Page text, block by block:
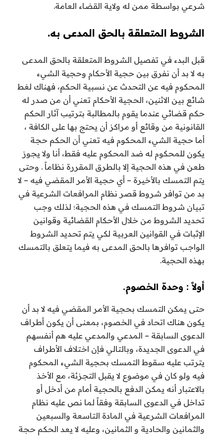
شرعي بواسطة ممن له ولاية القضاء العامة.
الشروط المتعلقة بالحق المدعى به.
قبل البدء في تفصيل الشروط المتعلقة بالحق المدعى
به لا بد أن نفرق بين حجية الأحكام وحجية الشيء
المحكوم فيه عن التحدث عن نسبية الحكم، فهناك لغط
شائع بين الاثنين، الحجية الأحكام تعني أن من صدر له
حكم قضائي عندما يقوم بالمطالبة بترتيب آثار الحكم
القانونية من وقائع أو مراكز أن يحتج بها على الكافة ،
أما حجية الشيء المحكوم فيه تعني أن الحكم حجة
يكون للمحكوم له ضد المحكوم عليه فقط، أنا ولا يجوز
طعن في هذه الحجية إلا بالطرق المقررة نظاماً . وحتى
يتم التمسك بالأخيرة – أي حجية الأمر المقضي فيه – لا
بد من توافر شروط قصر نظام المرافعات الشرعية في
تبيان شروط التمسك في هذه الحجية؛ لذلك وجب
تحديد الشروط من خلال الأحكام القضائية وقوانين
الإثبات في القوانين العربية لكي يتم تحديد الشروط
الواجب توافرها بالحق المدعى به فيما يتعلق بالتمسك
بهذه الحجية.
أولاً : وحدة الخصوم.
حتى يمكن التمسك بحجية الأمر المقضي فيه لا بد أن
يكون هناك اتحاد في الخصوم، بمعنى أن يكون أطراف
الدعوى السابقة – المدعي والمدعي عليه هم أنفسهم
في الدعوى الجديدة، وبالتالي فإن اختلاف الأطراف
يترتب عليه سقوط التمسك بحجية الشيء المحكوم
فيه ولو كان في موضوع لا يقبل التجزئة، مع الأخذ
بالاعتبار أنه يمكن الدفع بالحجية أمام من أدخل أو
تداخل في الدعوى السابقة وفقاً لما نص عليه نظام
المرافعات الشرعية في المادة التاسعة والسبعين
والثمانين والحادية و الثمانين، وعليه لا يعد الحكم حجة